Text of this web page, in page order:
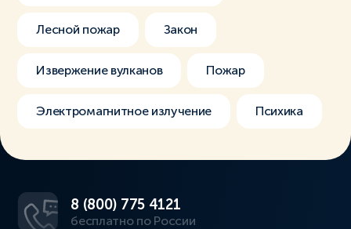
Лесной пожар Закон
Извержение вулканов Пожар
Электромагнитное излучение Психика
8 (800) 775 4121
бесплатно по России